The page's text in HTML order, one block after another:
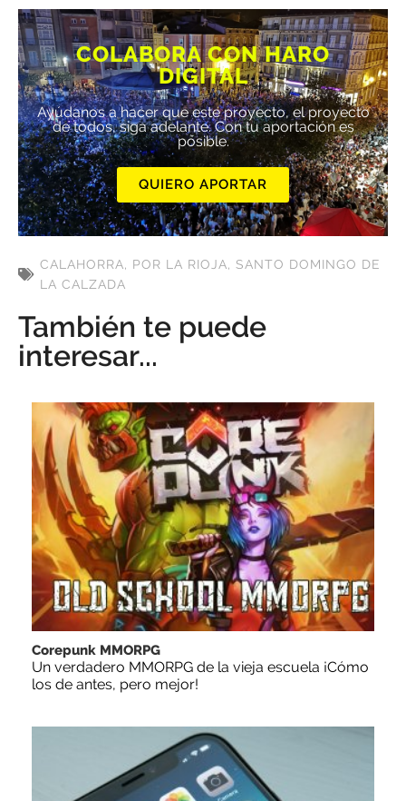
COLABORA CON HARO
DIGITAL
Ayúdanos a hacer que este proyecto, el proyecto
de todos, siga adelante. Con tu aportación es
posible.
QUIERO APORTAR
CALAHORRA, POR LA RIOJA, SANTO DOMINGO DE
LA CALZADA
También te puede
interesar...
Corepunk MMORPG
Un verdadero MMORPG de la vieja escuela ¡Cómo
los de antes, pero mejor!